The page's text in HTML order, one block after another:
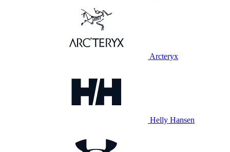
Arcteryx
Helly Hansen